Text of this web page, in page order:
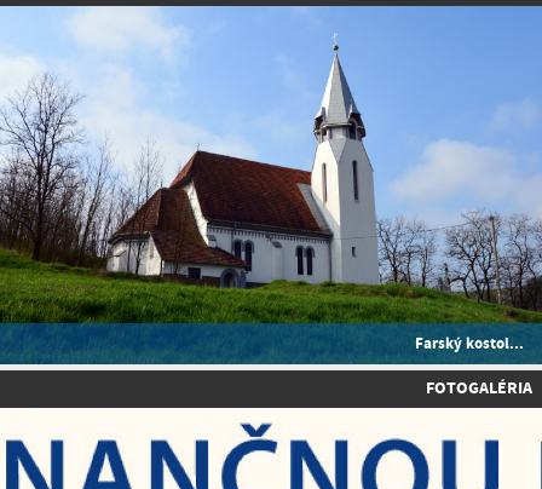
Farský kostol...
FOTOGALÉRIA